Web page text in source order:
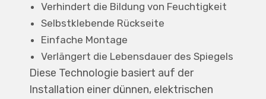
Verhindert die Bildung von Feuchtigkeit
Selbstklebende Rückseite
Einfache Montage
Verlängert die Lebensdauer des Spiegels
Diese Technologie basiert auf der
Installation einer dünnen, elektrischen